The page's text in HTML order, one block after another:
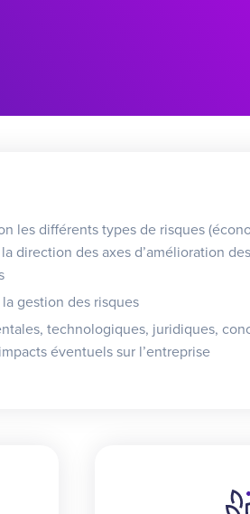
les différents types de risques
direction des axes d’amélioration
gestion des risques
technologiques, juridiques,
éventuels sur l’entreprise